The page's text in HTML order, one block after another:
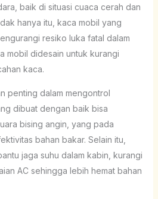
baik di situasi cuaca cerah dan
hanya itu, kaca mobil yang
resiko luka fatal dalam
mobil didesain untuk kurangi
kaca.
penting dalam mengontrol
dibuat dengan baik bisa
bising angin, yang pada
bahan bakar. Selain itu,
jaga suhu dalam kabin, kurangi
AC sehingga lebih hemat bahan